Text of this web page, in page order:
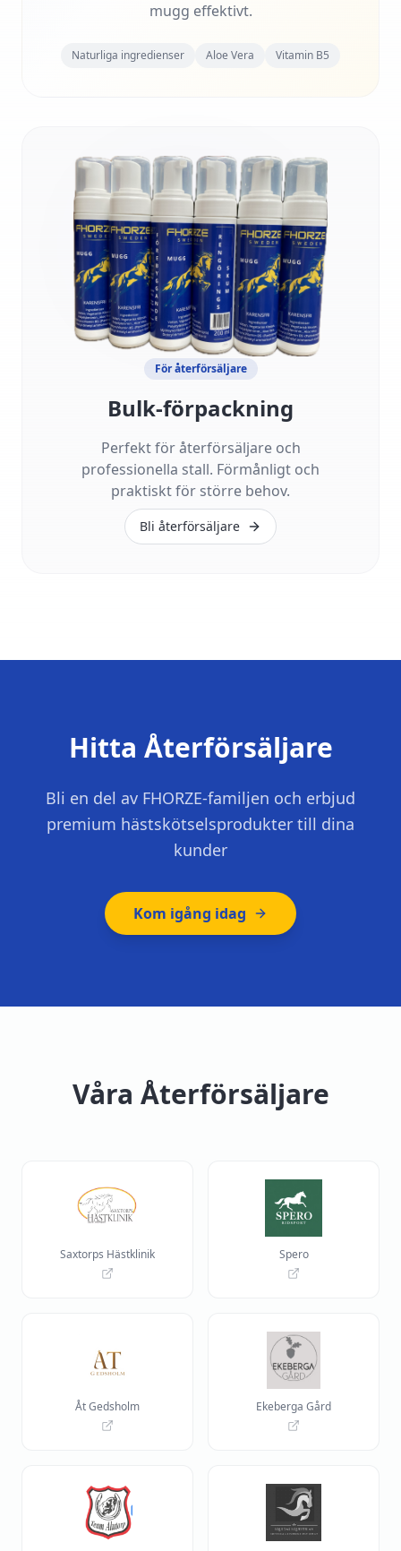
mugg effektivt.
Naturliga ingredienser Aloe Vera Vitamin B5
För återförsäljare
Bulk-förpackning
Perfekt för återförsäljare och
professionella stall. Förmånligt och
praktiskt för större behov.
Bli återförsäljare
Hitta Återförsäljare
Bli en del av FHORZE-familjen och erbjud
premium hästskötselsprodukter till dina
kunder
Kom igång idag
Våra Återförsäljare
Saxtorps Hästklinik Spero
Åt Gedsholm Ekeberga Gård